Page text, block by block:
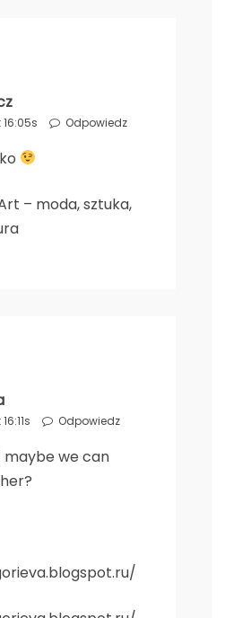
Odpowiedz
– moda, sztuka,
Odpowiedz
we can